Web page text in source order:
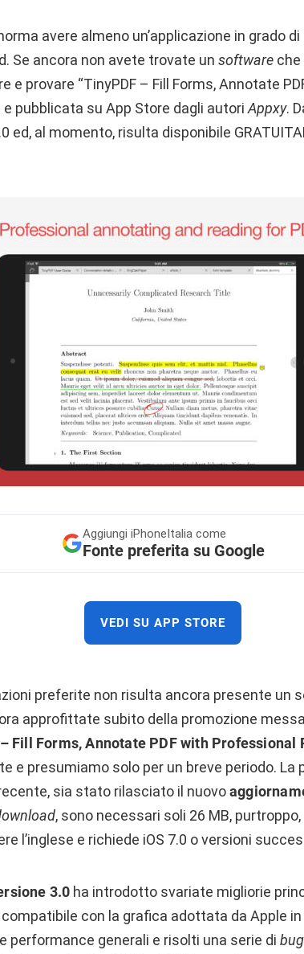
avere almeno un’applicazione in grado
Se ancora non avete trovate un software che
e provare “TinyPDF – Fill Forms, Annotate
e pubblicata su App Store dagli autori Appxy.
ed, al momento, risulta disponibile
Aggiungi iPhoneItalia come
Fonte preferita su Google
VEDI SU APP STORE
preferite non risulta ancora presente un
approfittate subito della promozione
Fill Forms, Annotate PDF with Professional
e presumiamo solo per un breve periodo. La
sia stato rilasciato il nuovo
, sono necessari soli 26 MB,
l’inglese e richiede iOS 7.0 o versioni
3.0 ha introdotto svariate migliorie
con la grafica adottata da Apple in
performance generali e risolti una serie di bug